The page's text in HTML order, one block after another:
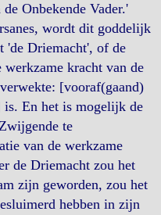
Onbekende Vader.'
wordt dit goddelijk
'de Driemacht', of de
kracht van de
[vooraf(gaand)
is. En het is mogelijk de
te
van de werkzame
de Driemacht zou het
zijn geworden, zou het
hebben in zijn